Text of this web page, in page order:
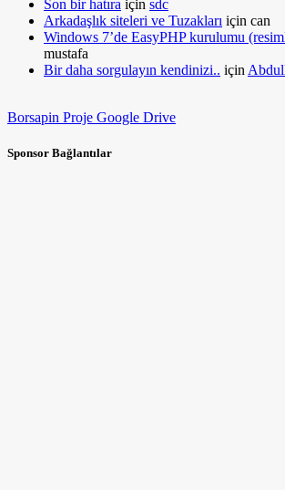
Son bir hatıra için sdc
Arkadaşlık siteleri ve Tuzakları için can
Windows 7’de EasyPHP kurulumu
mustafa
Bir daha sorgulayın kendinizi.. için
Borsapin Proje Google Drive
Sponsor Bağlantılar